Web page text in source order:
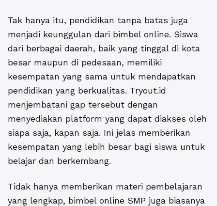
Tak hanya itu, pendidikan tanpa batas juga
menjadi keunggulan dari bimbel online. Siswa
dari berbagai daerah, baik yang tinggal di kota
besar maupun di pedesaan, memiliki
kesempatan yang sama untuk mendapatkan
pendidikan yang berkualitas. Tryout.id
menjembatani gap tersebut dengan
menyediakan platform yang dapat diakses oleh
siapa saja, kapan saja. Ini jelas memberikan
kesempatan yang lebih besar bagi siswa untuk
belajar dan berkembang.
Tidak hanya memberikan materi pembelajaran
yang lengkap, bimbel online SMP juga biasanya